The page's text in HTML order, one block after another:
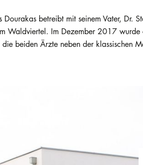
betreibt mit seinem Vater, Dr.
Waldviertel. Im Dezember 2017
die beiden Ärzte neben der klassischen